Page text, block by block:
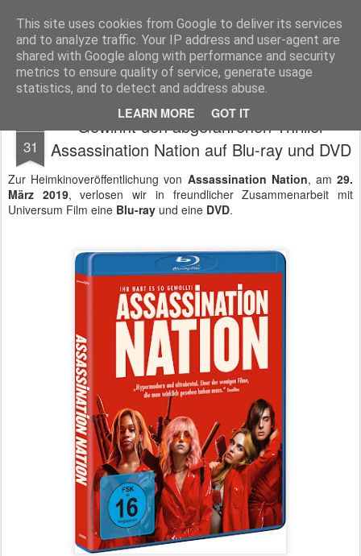
This site uses cookies from Google to deliver its services
and to analyze traffic. Your IP address and user-agent are
shared with Google along with performance and security
metrics to ensure quality of service, generate usage
statistics, and to detect and address abuse.
LEARN MORE GOT IT
MyKinoTrailer
Pages
31
Gewinnt den abgefahrenen Thriller
Assassination Nation auf Blu-ray und DVD
Zur Heimkinoveröffentlichung von Assassination Nation, am29.
März 2019, verlosen wir in freundlicher Zusammenarbeit mit
Universum Film eine Blu-ray und eine DVD.